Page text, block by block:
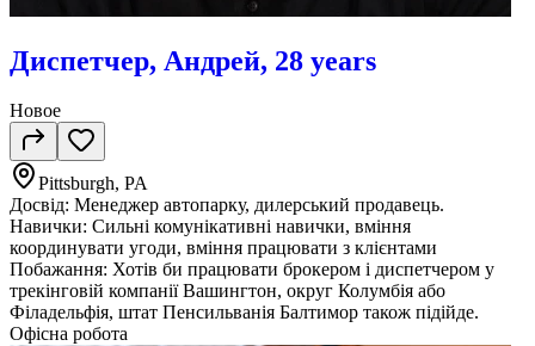
Диспетчер, Андрей, 28 years
Новое
Pittsburgh, PA
Досвід: Менеджер автопарку, дилерський продавець.
Навички: Сильні комунікативні навички, вміння
координувати угоди, вміння працювати з клієнтами
Побажання: Хотів би працювати брокером і диспетчером у
трекінговій компанії Вашингтон, округ Колумбія або
Філадельфія, штат Пенсильванія Балтимор також підійде.
Офісна робота